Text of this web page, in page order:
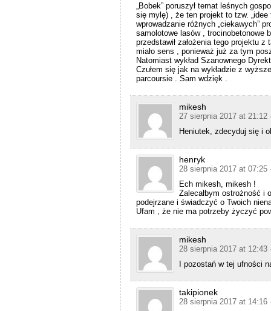
„Bobek” poruszył temat leśnych
się mylę) , że ten projekt to tzw.
wprowadzanie różnych „ciekawych”
samolotowe lasów , trocinobetonowe
przedstawił założenia tego projektu
miało sens , ponieważ już za tym
Natomiast wykład Szanownego
Czułem się jak na wykładzie z
parcoursie . Sam wdzięk .
mikesh
27 sierpnia 2017 at 21:12
Heniutek, zdecyduj się i
henryk
28 sierpnia 2017 at 07:25
Ech mikesh, mikesh !
Zalecałbym ostrożność i
podejrzane i świadczyć o Twoich
Ufam , że nie ma potrzeby życzyć
mikesh
28 sierpnia 2017 at 12:43
I pozostań w tej ufności
takipionek
28 sierpnia 2017 at 14:16